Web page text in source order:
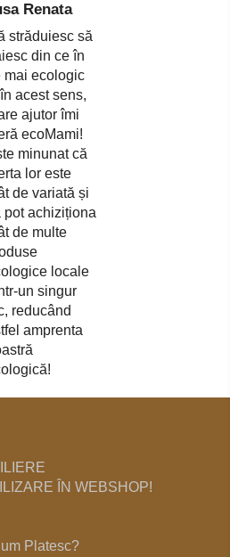
Renata
străduiesc să
din ce în
mai ecologic
acest sens,
ajutor îmi
ecoMami!
minunat că
lor este
de variată și
pot achiziționa
de multe
locale
un singur
reducând
amprenta
ÎN WEBSHOP!
Platesc?